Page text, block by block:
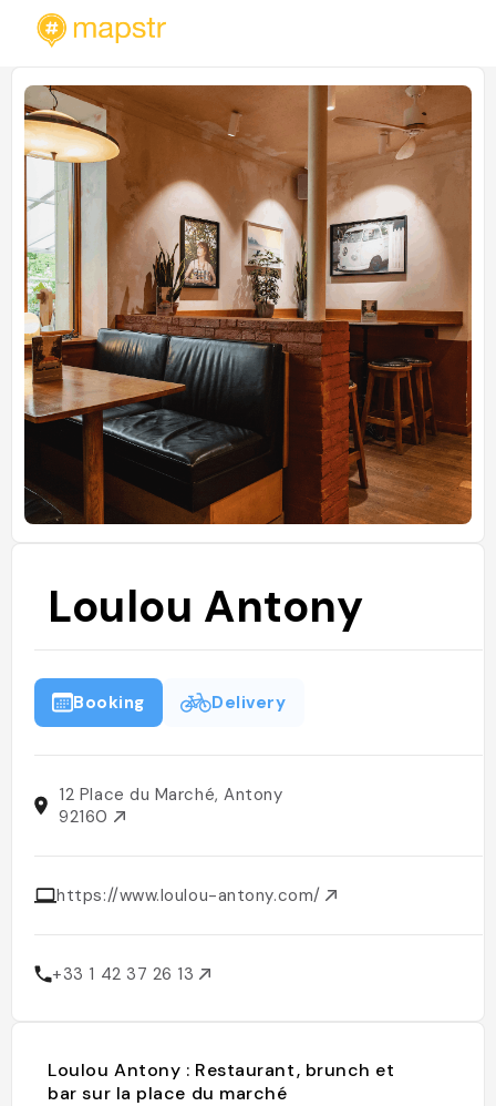
Loulou Antony
Booking Delivery
12 Place du Marché, Antony
92160
https://www.loulou-antony.com/
+33 1 42 37 26 13
Loulou Antony : Restaurant, brunch et
bar sur la place du marché